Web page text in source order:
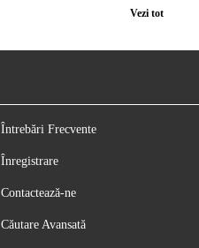
Vezi tot
Întrebări Frecvente
Înregistrare
Contactează-ne
Căutare Avansată